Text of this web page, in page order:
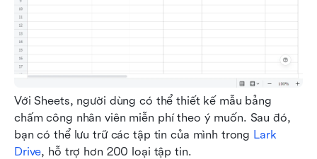
Với Sheets, người dùng có thể thiết kế mẫu bảng
chấm công nhân viên miễn phí theo ý muốn. Sau đó,
bạn có thể lưu trữ các tập tin của mình trong Lark
Drive, hỗ trợ hơn 200 loại tập tin.